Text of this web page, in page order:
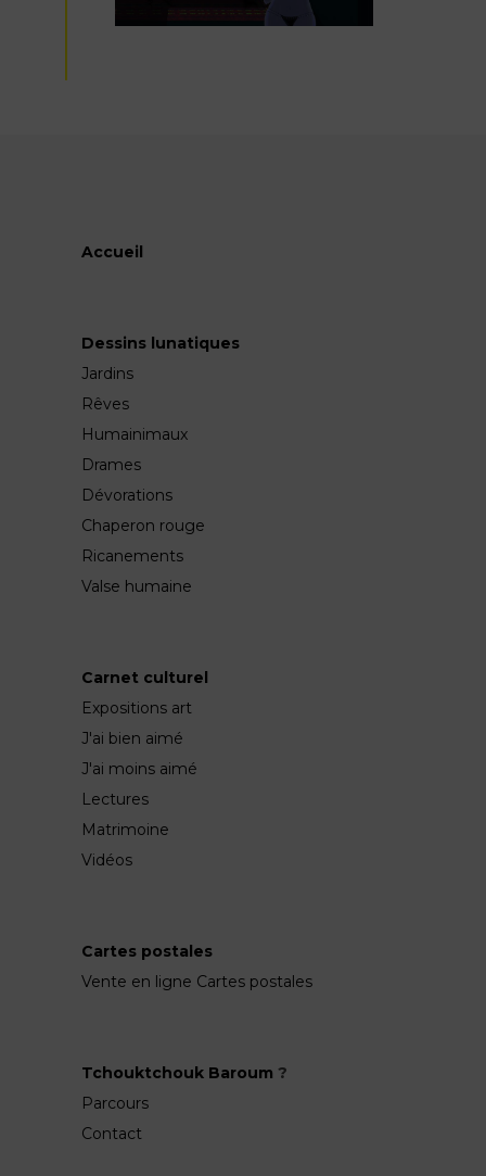
Accueil
Dessins lunatiques
Jardins
Rêves
Humainimaux
Drames
Dévorations
Chaperon rouge
Ricanements
Valse humaine
Carnet culturel
Expositions art
J'ai bien aimé
J'ai moins aimé
Lectures
Matrimoine
Vidéos
Cartes postales
Vente en ligne Cartes postales
Tchouktchouk Baroum ?
Parcours
Contact